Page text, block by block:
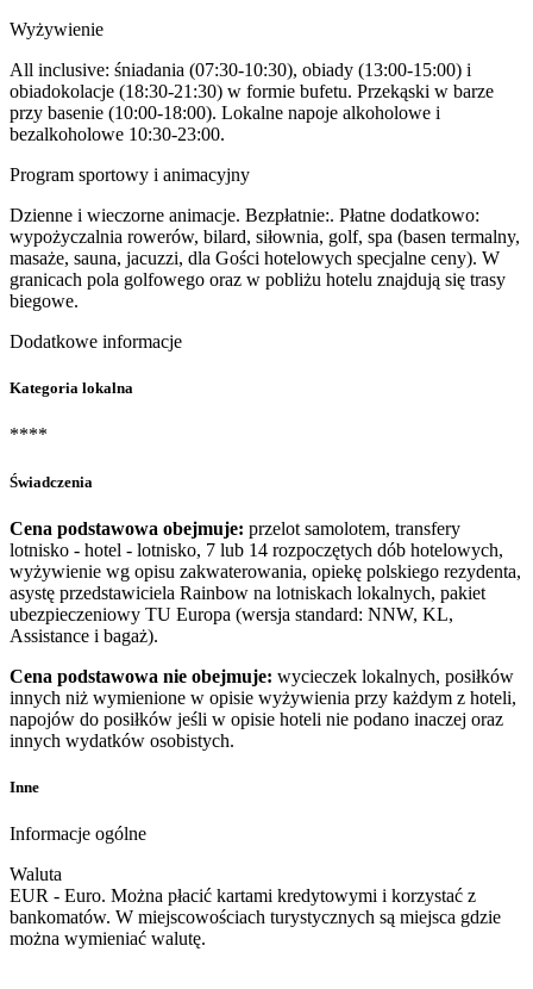
Wyżywienie
All inclusive: śniadania (07:30-10:30), obiady (13:00-15:00) i
obiadokolacje (18:30-21:30) w formie bufetu. Przekąski w barze
przy basenie (10:00-18:00). Lokalne napoje alkoholowe i
bezalkoholowe 10:30-23:00.
Program sportowy i animacyjny
Dzienne i wieczorne animacje. Bezpłatnie:. Płatne dodatkowo:
wypożyczalnia rowerów, bilard, siłownia, golf, spa (basen termalny,
masaże, sauna, jacuzzi, dla Gości hotelowych specjalne ceny). W
granicach pola golfowego oraz w pobliżu hotelu znajdują się trasy
biegowe.
Dodatkowe informacje
Kategoria lokalna
****
Świadczenia
Cena podstawowa obejmuje: przelot samolotem, transfery
lotnisko - hotel - lotnisko, 7 lub 14 rozpoczętych dób hotelowych,
wyżywienie wg opisu zakwaterowania, opiekę polskiego rezydenta,
asystę przedstawiciela Rainbow na lotniskach lokalnych, pakiet
ubezpieczeniowy TU Europa (wersja standard: NNW, KL,
Assistance i bagaż).
Cena podstawowa nie obejmuje: wycieczek lokalnych, posiłków
innych niż wymienione w opisie wyżywienia przy każdym z hoteli,
napojów do posiłków jeśli w opisie hoteli nie podano inaczej oraz
innych wydatków osobistych.
Inne
Informacje ogólne
Waluta
EUR - Euro. Można płacić kartami kredytowymi i korzystać z
bankomatów. W miejscowościach turystycznych są miejsca gdzie
można wymieniać walutę.